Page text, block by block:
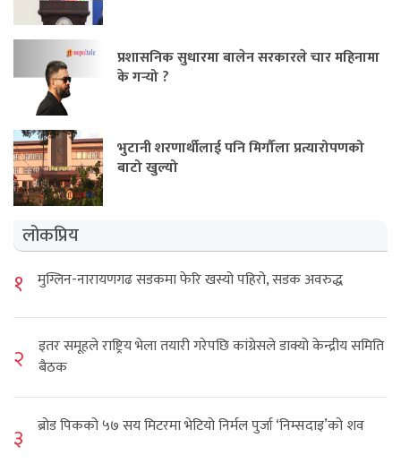
प्रशासनिक सुधारमा बालेन सरकारले चार महिनामा
के गर्‍यो ?
भुटानी शरणार्थीलाई पनि मिर्गौला प्रत्यारोपणको
बाटो खुल्यो
लोकप्रिय
१ मुग्लिन-नारायणगढ सडकमा फेरि खस्यो पहिरो, सडक अवरुद्ध
२
इतर समूहले राष्ट्रिय भेला तयारी गरेपछि कांग्रेसले डाक्यो केन्द्रीय समिति
बैठक
३ ब्रोड पिकको ५७ सय मिटरमा भेटियो निर्मल पुर्जा ‘निम्सदाइ’को शव